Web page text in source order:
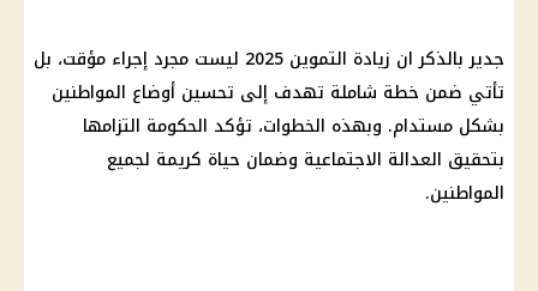
جدير بالذكر ان زيادة التموين 2025
ليست مجرد إجراء مؤقت، بل
تأتي ضمن خطة شاملة تهدف إلى تحسين أوضاع المواطنين
بشكل مستدام. وبهذه الخطوات، تؤكد الحكومة التزامها
بتحقيق العدالة الاجتماعية وضمان حياة كريمة لجميع
المواطنين.